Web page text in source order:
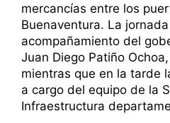
mercancías entre los
Buenaventura. La
acompañamiento del
Juan Diego Patiño
mientras que en la tarde
a cargo del equipo de la
Infraestructura